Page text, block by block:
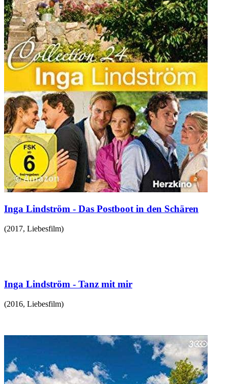
Inga Lindström - Das Postboot in den Schären
(2017, Liebesfilm)
Inga Lindström - Tanz mit mir
(2016, Liebesfilm)